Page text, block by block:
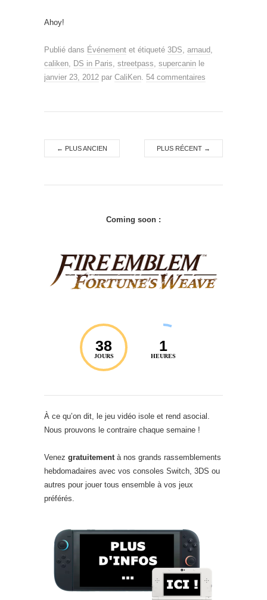
Ahoy!
Publié dans Événement et étiqueté 3DS arnaud
caliken
DS in Paris streetpass supercanin le
janvier 23, 2012 par CaliKen 54 commentaires
← PLUS ANCIEN PLUS RÉCENT →
Coming soon :
38
JOURS
1
HEURES
À ce qu’on dit, le jeu vidéo isole et rend asocial.
Nous prouvons le contraire chaque semaine !
Venez gratuitement à nos grands rassemblements
hebdomadaires avec vos consoles Switch, 3DS ou
autres pour jouer tous ensemble à vos jeux
préférés.